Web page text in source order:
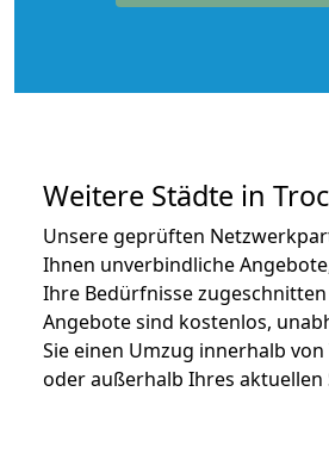
Weitere Städte in
Unsere geprüften
Ihnen unverbindliche
Ihre Bedürfnisse
Angebote sind kostenlos,
Sie einen Umzug innerhalb
oder außerhalb Ihres aktuellen